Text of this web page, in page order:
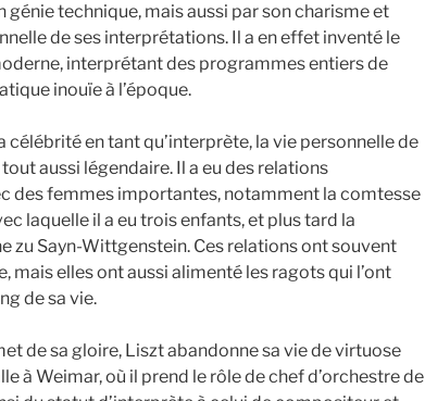
génie technique, mais aussi par son charisme et
de ses interprétations. Il a en effet inventé le
interprétant des programmes entiers de
inouïe à l’époque.
célébrité en tant qu’interprète, la vie personnelle de
aussi légendaire. Il a eu des relations
des femmes importantes, notamment la comtesse
laquelle il a eu trois enfants, et plus tard la
zu Sayn-Wittgenstein. Ces relations ont souvent
mais elles ont aussi alimenté les ragots qui l’ont
de sa vie.
de sa gloire, Liszt abandonne sa vie de virtuose
à Weimar, où il prend le rôle de chef d’orchestre de